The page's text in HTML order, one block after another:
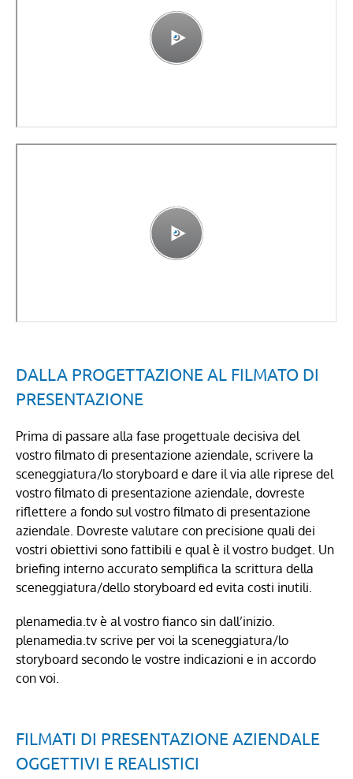
DALLA PROGETTAZIONE AL FILMATO DI
PRESENTAZIONE
Prima di passare alla fase progettuale decisiva del
vostro filmato di presentazione aziendale, scrivere la
sceneggiatura/lo storyboard e dare il via alle riprese del
vostro filmato di presentazione aziendale, dovreste
riflettere a fondo sul vostro filmato di presentazione
aziendale. Dovreste valutare con precisione quali dei
vostri obiettivi sono fattibili e qual è il vostro budget. Un
briefing interno accurato semplifica la scrittura della
sceneggiatura/dello storyboard ed evita costi inutili.
plenamedia.tv è al vostro fianco sin dall’inizio.
plenamedia.tv scrive per voi la sceneggiatura/lo
storyboard secondo le vostre indicazioni e in accordo
con voi.
FILMATI DI PRESENTAZIONE AZIENDALE
OGGETTIVI E REALISTICI